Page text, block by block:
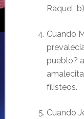
Raquel,
Cuando
pueblo?
fílisteos.
Cuando